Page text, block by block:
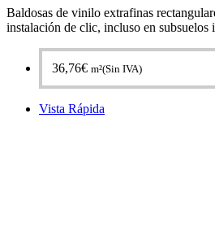
Baldosas de vinilo extrafinas
instalación de clic, incluso en subsuelos
36,76€ m²(Sin IVA)
Vista Rápida